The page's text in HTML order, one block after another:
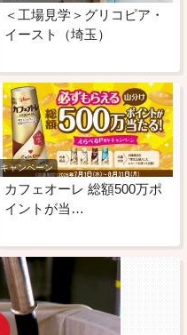
＜工場見学＞グリコピア・
イースト（埼玉）
キャンペーン
カフェオーレ 総額500万ポ
イントが当…